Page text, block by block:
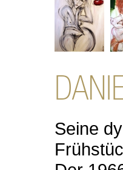
Seine